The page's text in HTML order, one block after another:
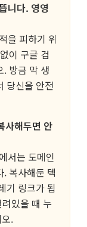
니다. 영영
을 피하기 위
이 구글 검
. 방금 막 생
당신을 안전
사해두면 안
서는 도메인
복사해둔 텍
기 링크가 됩
있을 때 누
.